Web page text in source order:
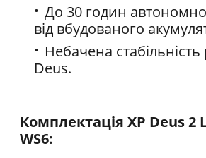
До 30 годин
від вбудованого
Небачена
Deus.
Комплектація XP Deus 2
WS6: